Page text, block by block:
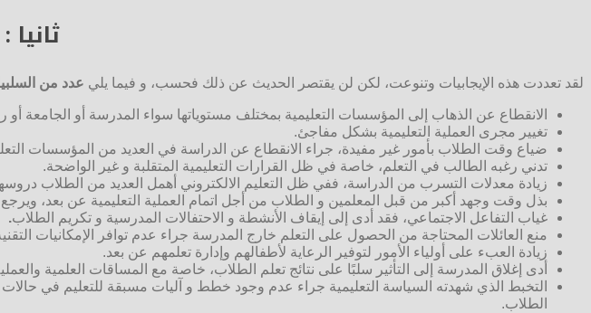
لقد تعددت هذه الإيجابيات وتنوعت، لكن لن يقتصر الحديث عن ذلك فحسب، و فيما يلي عدد من
الانقطاع عن الذهاب إلى المؤسسات التعليمية بمختلف مستوياتها سواء المدرسة أو الجامعة أو
تغيير مجرى العملية التعليمية بشكل مفاجئ.
ضياع وقت الطلاب بأمور غير مفيدة، جراء الانقطاع عن الدراسة في العديد من المؤسسات
تدني رغبه الطالب في التعلم، خاصة في ظل القرارات التعليمية المتقلبة و غير الواضحة.
زيادة معدلات التسرب من الدراسة، ففي ظل التعليم الالكتروني أهمل العديد من الطلاب
بذل وقت وجهد أكبر من قبل المعلمين و الطلاب من أجل اتمام العملية التعليمية عن بعد،
غياب التفاعل الاجتماعي، فقد أدى إلى إيقاف الأنشطة و الاحتفالات المدرسية و تكريم الطلاب.
منع العائلات المحتاجة من الحصول على التعلم خارج المدرسة جراء عدم توافر الإمكانيات
زيادة العبء على أولياء الأمور لتوفير الرعاية لأطفالهم وإدارة تعلمهم عن بعد.
أدى إغلاق المدرسة إلى التأثير سلبًا على نتائج تعلم الطلاب، خاصة مع المساقات العلمية
التخبط الذي شهدته السياسة التعليمية جراء عدم وجود خطط و آليات مسبقة للتعليم في
الطلاب.